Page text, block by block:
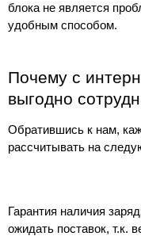
блока не является
удобным способом.
Почему с
выгодно
Обратившись к нам,
рассчитывать на
Гарантия наличия
ожидать поставок, т.к.